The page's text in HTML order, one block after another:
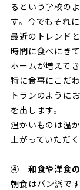
るという学校の
す。今でもそれ
最近のトレンド
時間に食べにき
ホームが増えてき
特に食事にこだ
トランのように
を出します。
温かいものは温
上がっていただ
④ 和食や洋食
朝食はパン派で